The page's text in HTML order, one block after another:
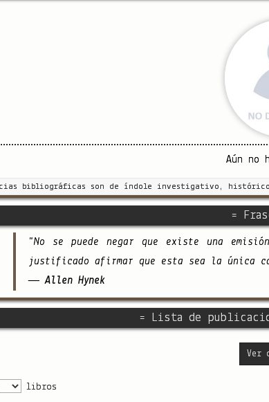
Aún no
bibliográficas son de índole investigativo,
=
"No se puede negar que existe una
justificado afirmar que esta sea la única
— Allen Hynek
= Lista de
Ver
libros